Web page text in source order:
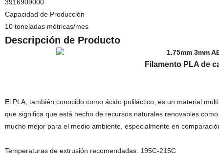
3916909000
Capacidad de Producción
10 toneladas métricas/mes
Descripción de Producto
Filamento PLA de
El PLA, también conocido como ácido poliláctico, es un material
que significa que está hecho de recursos naturales renovables
mucho mejor para el medio ambiente, especialmente en
Temperaturas de extrusión recomendadas: 195C-215C